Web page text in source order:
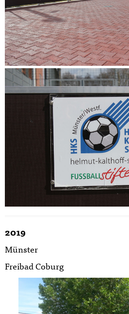
2019
Münster
Freibad Coburg